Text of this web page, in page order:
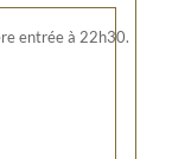
entrée à 22h30.